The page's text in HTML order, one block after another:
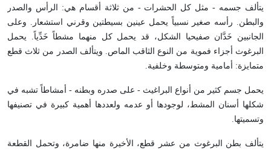
يتألف جسمه - مثل كل الحشرات - من ثلاثة أقسام هي: الرأس والصدر
والبطن. رأسه صغير نسبياً يحمل عينين بسيطتين وقرني استشعار. وعلى
الجانبين خَدَّان صفيحيا الشكل، قد يحمل كل منهما مشطاً خَدِّياً. يحمل
البرغوث أجزاء فموية من النوع الثاقب الماص. ويتألف الصدر من ثلاث قطع
متمايزة: أمامية ومتوسطة وخلفية.
يحمل جسم كثير من أنواع البراغيث - على صدره وبطنه - أمشاطاً تشبه في
شكلها أسنان المشط، لوجودها أو عدمه ولعددها أهمية كبيرة في تصنيفها
وتسميتها.
يتألف بطن البرغوث من عشر قطع، الأخيرة منها ضامرة، وتحمل القطعة